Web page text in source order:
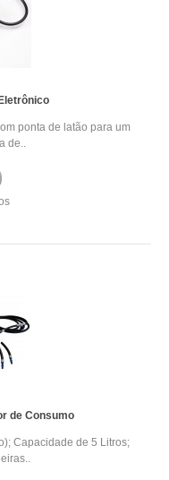
ponta de latão para um
de..
de Consumo
Capacidade de 5 Litros;